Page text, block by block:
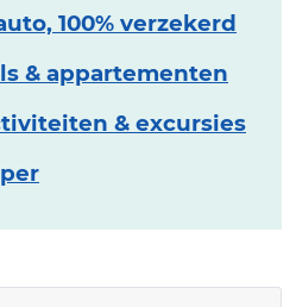
100% verzekerd
& appartementen
& excursies